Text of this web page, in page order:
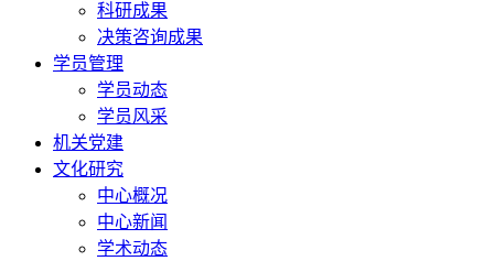
科研成果
决策咨询成果
学员管理
学员动态
学员风采
机关党建
文化研究
中心概况
中心新闻
学术动态